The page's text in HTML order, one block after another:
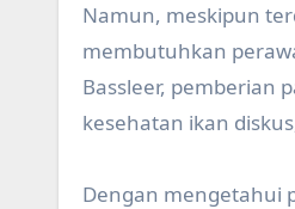
Namun, meskipun
membutuhkan
Bassleer, pemberian
kesehatan ikan
Dengan mengetahui